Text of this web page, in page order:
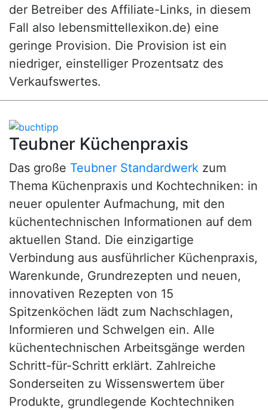
der Betreiber des Affiliate-Links, in diesem
Fall also lebensmittellexikon.de) eine
geringe Provision. Die Provision ist ein
niedriger, einstelliger Prozentsatz des
Verkaufswertes.
Teubner Küchenpraxis
Das große Teubner Standardwerk zum
Thema Küchenpraxis und Kochtechniken: in
neuer opulenter Aufmachung, mit den
küchentechnischen Informationen auf dem
aktuellen Stand. Die einzigartige
Verbindung aus ausführlicher Küchenpraxis,
Warenkunde, Grundrezepten und neuen,
innovativen Rezepten von 15
Spitzenköchen lädt zum Nachschlagen,
Informieren und Schwelgen ein. Alle
küchentechnischen Arbeitsgänge werden
Schritt-für-Schritt erklärt. Zahlreiche
Sonderseiten zu Wissenswertem über
Produkte, grundlegende Kochtechniken